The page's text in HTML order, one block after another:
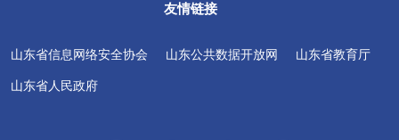
友情链接
山东省信息网络安全协会 山东公共数据开放网 山东省教育厅
山东省人民政府